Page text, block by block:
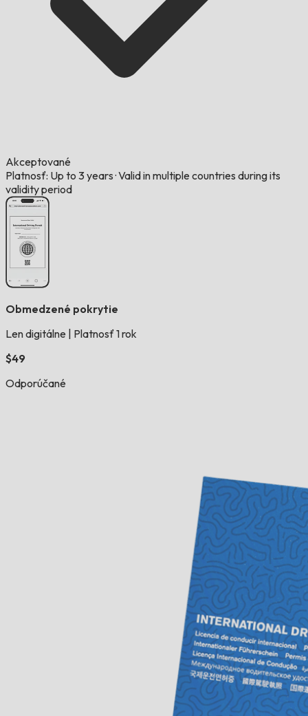
Akceptované
Platnosť: Up to 3 years ·Valid in multiple countries during its
validity period
Obmedzené pokrytie
Len digitálne
Platnosť 1 rok
$49
Odporúčané